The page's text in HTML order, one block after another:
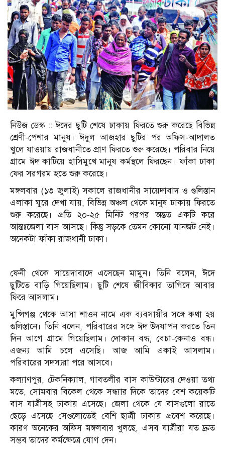
নিউজ ডেস্ক :: ঈদের ছুটি শেষে ঢাকায় ফিরতে শুরু করেছে বিভিন্ন
শ্রেণী-পেশার মানুষ। ঈদুল আজহার ছুটির পর অফিস-আদালত
খুলে যাওয়ায় রাজধানীতে প্রাণ ফিরতে শুরু করেছে। পরিবার নিয়ে
গ্রামে ঈদ কাটিয়ে হাসিমুখে মানুষ কর্মস্থলে ফিরছেন। ফাঁকা ঢাকা
ফের সরগরম হতে শুরু করেছে।
মঙ্গলবার (১৩ জুলাই) সকালে রাজধানীর সায়েদাবাদ ও গুলিস্তান
এলাকা ঘুরে দেখা যায়, বিভিন্ন অঞ্চল থেকে মানুষ ঢাকায় ফিরতে
শুরু করেছে। প্রতি ২০-২৫ মিনিট পরপর অন্তত একটি করে
আন্তঃজেলা বাস আসছে। কিন্তু সড়কে তেমন কোনো যানজট নেই।
অনেকটা ফাঁকা রাজধানী ঢাকা।
ফেনী থেকে সায়েদাবাদে এসেছেন মামুন। তিনি বলেন, ঈদে
ছুটিতে বাড়ি গিয়েছিলাম। ছুটি শেষে জীবিকার তাগিদে আবার
ফিরে আসলাম।
মুন্সিগঞ্জ থেকে আসা শাওন নামে এক ব্যবসায়ীর সঙ্গে কথা হয়
গুলিস্তানে। তিনি বলেন, পরিবারের সঙ্গে ঈদ উদযাপন করতে তিন
দিন আগে গ্রামে গিয়েছিলাম। দোকান বন্ধ, বেচা-কেনাও বন্ধ।
এজন্য আমি চলে এসেছি। আজ আমি একাই আসলাম।
পরিবারের সদস্যরা পরে আসবে।
কল্যাণপুর, টেকনিক্যাল, গাবতলীর বাস কাউন্টারের দেওয়া তথ্য
মতে, সোমবার বিকেল থেকে সন্ধ্যার দিকে তাদের বেশ কয়েকটি
বাস যাত্রীসহ ঢাকায় এসেছে। জেলা থেকে যে বাসগুলো রাতে
ছেড়ে এসেছে সেগুলোতেই বেশি ছাত্রী ঢাকায় প্রবেশ করেছে।
কারণ অনেকের অফিস মঙ্গলবার খুলছে, এসব যাত্রীরা যত দ্রুত
সম্ভব তাদের কর্মক্ষেত্রে যোগ দেন।